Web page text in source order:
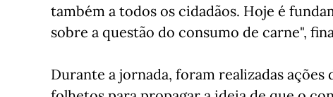
também a todos os cidadãos. Hoje é
sobre a questão do consumo de carne",
Durante a jornada, foram realizadas